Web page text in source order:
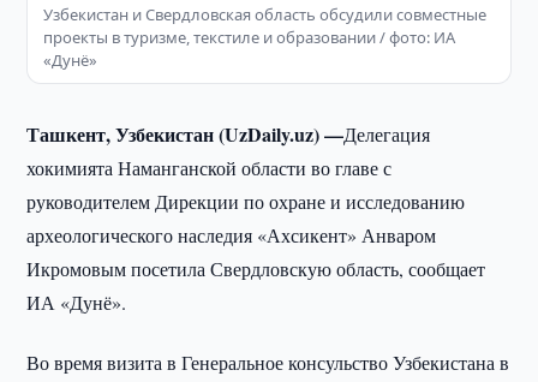
Узбекистан и Свердловская область обсудили совместные
проекты в туризме, текстиле и образовании / фото: ИА
«Дунё»
Ташкент, Узбекистан (UzDaily.uz) —Делегация
хокимията Наманганской области во главе с
руководителем Дирекции по охране и исследованию
археологического наследия «Ахсикент» Анваром
Икромовым посетила Свердловскую область, сообщает
ИА «Дунё».
Во время визита в Генеральное консульство Узбекистана в